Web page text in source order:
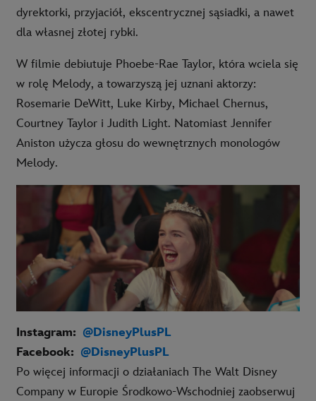
dyrektorki, przyjaciół, ekscentrycznej sąsiadki, a nawet
dla własnej złotej rybki.
W filmie debiutuje Phoebe-Rae Taylor, która wciela się
w rolę Melody, a towarzyszą jej uznani aktorzy:
Rosemarie DeWitt, Luke Kirby, Michael Chernus,
Courtney Taylor i Judith Light. Natomiast Jennifer
Aniston użycza głosu do wewnętrznych monologów
Melody.
Instagram: @DisneyPlusPL
Facebook: @DisneyPlusPL
Po więcej informacji o działaniach The Walt Disney
Company w Europie Środkowo-Wschodniej zaobserwuj